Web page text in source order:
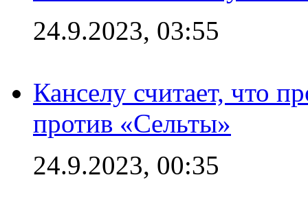
24.9.2023, 03:55
Канселу считает, что
против «Сельты»
24.9.2023, 00:35